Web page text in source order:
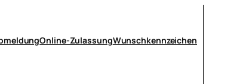
Online-ZulassungWunschkennzeichen